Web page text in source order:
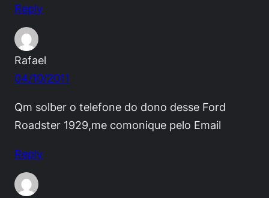
Reply
Rafael
04/10/2011
Qm solber o telefone do dono desse Ford
Roadster 1929,me comonique pelo Email
Reply